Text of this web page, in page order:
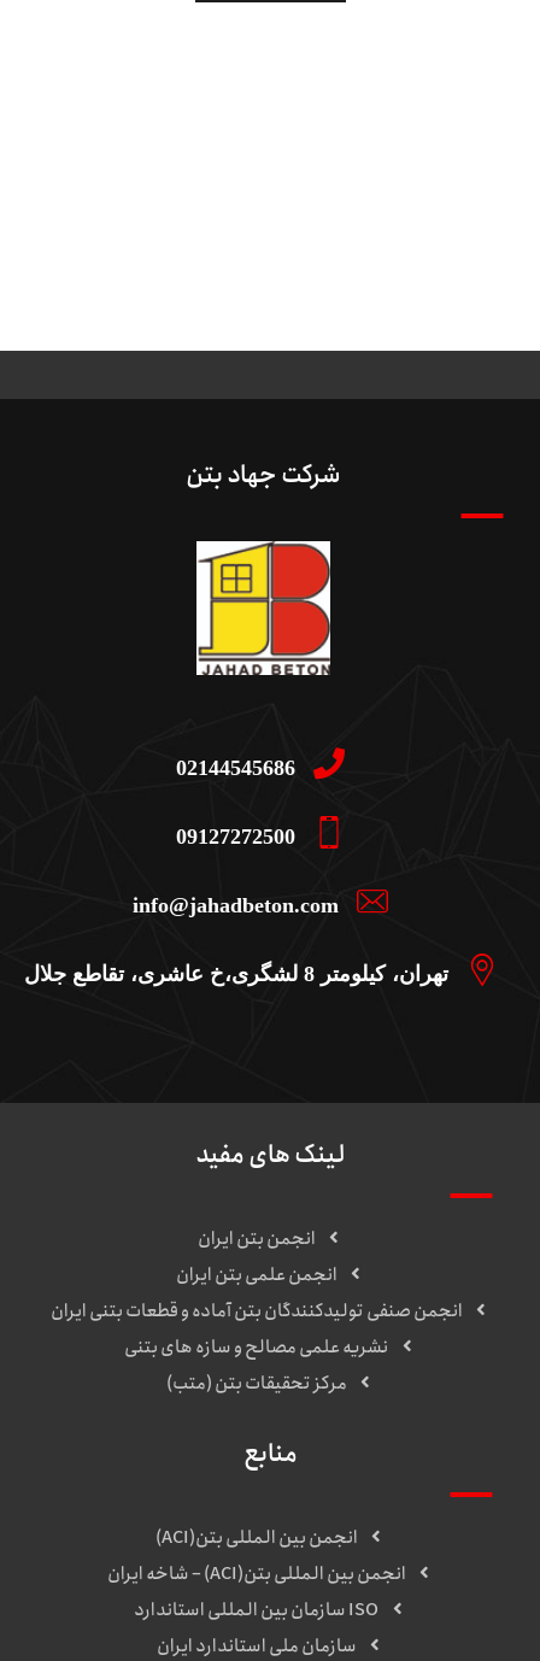
شرکت جهاد بتن
02144545686
09127272500
info@jahadbeton.com
تهران، کیلومتر 8 لشگری،خ عاشری، تقاطع جلال
لینک های مفید
انجمن بتن ایران
انجمن علمی بتن ایران
انجمن صنفی تولیدکنندگان بتن آماده و قطعات بتنی ایران
نشریه علمی مصالح و سازه های بتنی
مرکز تحقیقات بتن (متب)
منابع
انجمن بین المللی بتن(ACI)
انجمن بین المللی بتن(ACI) – شاخه ایران
ISO سازمان بین المللی استاندارد
سازمان ملی استاندارد ایران